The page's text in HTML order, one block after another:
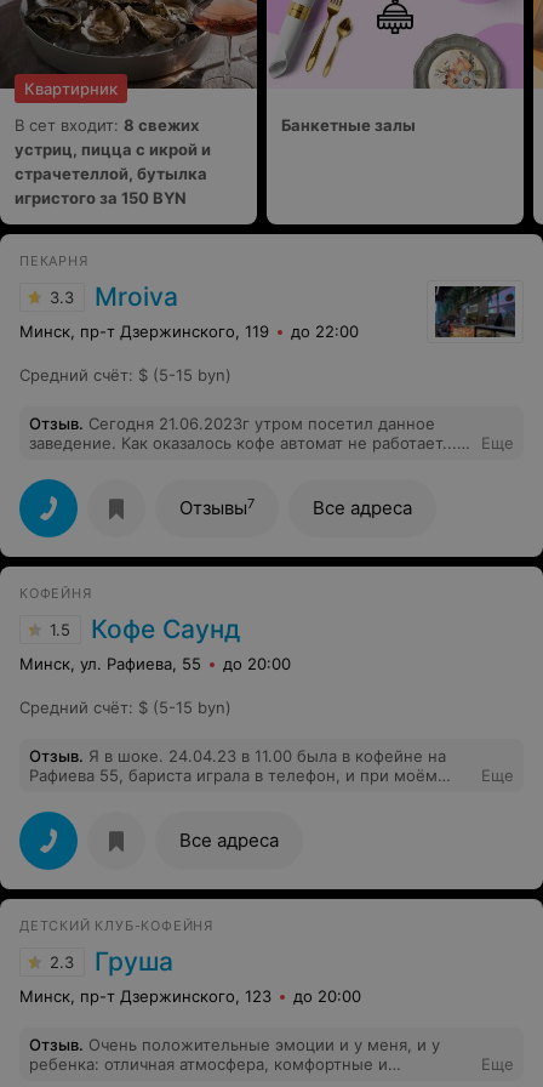
Квартирник
В сет входит: 8 свежих
устриц, пицца с икрой и
страчетеллой, бутылка
игристого за 150 BYN
Банкетные залы
ПЕКАРНЯ
3.3 Mroiva
Минск, пр-т Дзержинского, 119 до 22:00
Средний счёт: $ (5-15 byn)
Отзыв. Сегодня 21.06.2023г утром посетил данное
заведение. Как оказалось кофе автомат не работает...
разогреть в микроволновке (если нет печи)) День
испорчен. Данное заведение не рекомендую..
Еще
Отзывы7 Все адреса
КОФЕЙНЯ
1.5 Кофе Саунд
Минск, ул. Рафиева, 55 до 20:00
Средний счёт: $ (5-15 byn)
Отзыв. Я в шоке. 24.04.23 в 11.00 была в кофейне на
Рафиева 55, бариста играла в телефон, и при моём
ни ногой
Еще
Все адреса
ДЕТСКИЙ КЛУБ-КОФЕЙНЯ
2.3 Груша
Минск, пр-т Дзержинского, 123 до 20:00
Отзыв. Очень положительные эмоции и у меня, и у
ребенка: отличная атмосфера, комфортные и
Еще